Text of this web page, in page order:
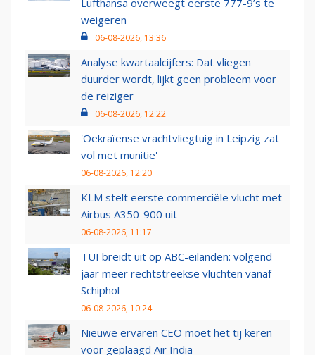
Lufthansa overweegt eerste 777-9’s te
weigeren
06-08-2026, 13:36
Analyse kwartaalcijfers: Dat vliegen
duurder wordt, lijkt geen probleem voor
de reiziger
06-08-2026, 12:22
'Oekraïense vrachtvliegtuig in Leipzig zat
vol met munitie'
06-08-2026, 12:20
KLM stelt eerste commerciële vlucht met
Airbus A350-900 uit
06-08-2026, 11:17
TUI breidt uit op ABC-eilanden: volgend
jaar meer rechtstreekse vluchten vanaf
Schiphol
06-08-2026, 10:24
Nieuwe ervaren CEO moet het tij keren
voor geplaagd Air India